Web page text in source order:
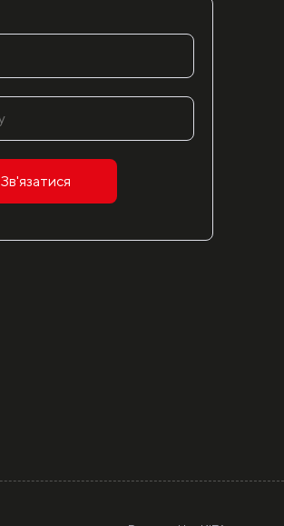
Зв'язатися